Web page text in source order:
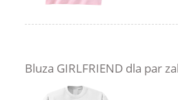
Bluza GIRLFRIEND dla par